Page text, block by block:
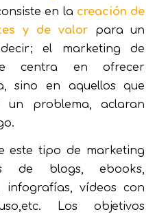
en la creación de
y de valorpara un
el marketing de
centra en ofrecer
sino en aquellos que
un problema, aclaran
este tipo de marketing
de blogs, ebooks,
infografías, vídeos con
Los objetivos